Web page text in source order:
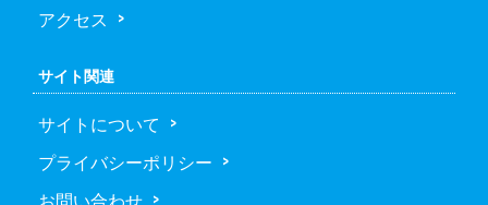
アクセス
サイト関連
サイトについて
プライバシーポリシー
お問い合わせ